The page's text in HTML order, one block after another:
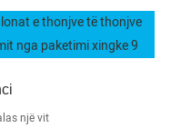
një vit